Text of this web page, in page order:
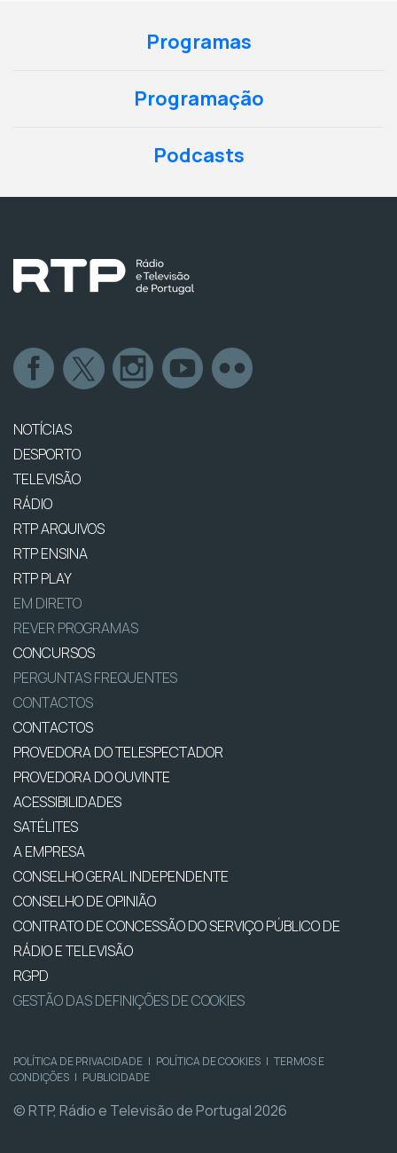
Programas
Programação
Podcasts
NOTÍCIAS
DESPORTO
TELEVISÃO
RÁDIO
RTP ARQUIVOS
RTP ENSINA
RTP PLAY
EM DIRETO
REVER PROGRAMAS
CONCURSOS
PERGUNTAS FREQUENTES
CONTACTOS
CONTACTOS
PROVEDORA DO TELESPECTADOR
PROVEDORA DO OUVINTE
ACESSIBILIDADES
SATÉLITES
A EMPRESA
CONSELHO GERAL INDEPENDENTE
CONSELHO DE OPINIÃO
CONTRATO DE CONCESSÃO DO SERVIÇO PÚBLICO DE
RÁDIO E TELEVISÃO
RGPD
GESTÃO DAS DEFINIÇÕES DE COOKIES
POLÍTICA DE PRIVACIDADE | POLÍTICA DE COOKIES | TERMOS E
CONDIÇÕES | PUBLICIDADE
© RTP, Rádio e Televisão de Portugal 2026